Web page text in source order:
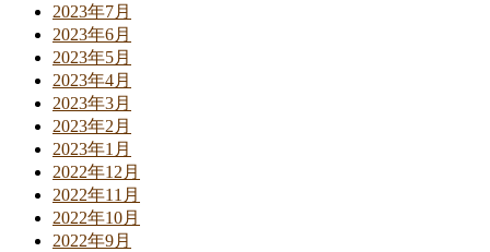
2023年7月
2023年6月
2023年5月
2023年4月
2023年3月
2023年2月
2023年1月
2022年12月
2022年11月
2022年10月
2022年9月